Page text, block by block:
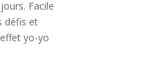
Facile
défis et
yo-yo